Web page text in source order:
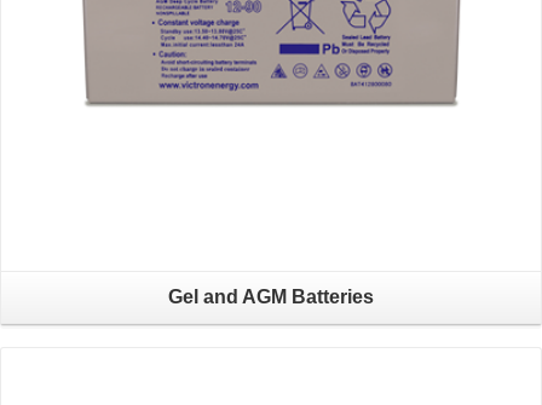
Gel and AGM Batteries